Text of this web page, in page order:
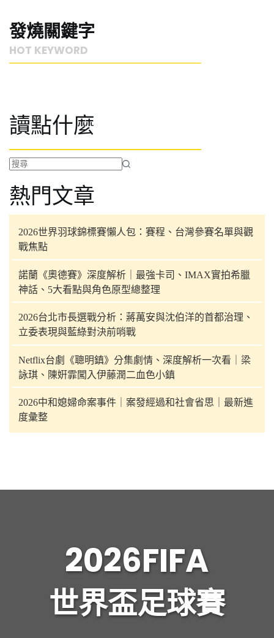
發燒關鍵字
HOT KEYWORD
讀點什麼
不
到
熱門文章
2026世界羽球錦標賽懶人包：賽程、台灣參賽名單與觀
戰焦點
諾蘭《奧德賽》深度解析｜最強卡司、IMAX實拍希臘
神話、5大看點與角色原型總整理
2026台北市長選戰分析：蔣萬安與沈伯洋的首都治理、
立委表現與藍綠對決前哨戰
Netflix台劇《聰明鎮》分集劇情、深度解析一次看｜梁
詠琪、陳姸霏闖入伊藤潤二血色小鎮
2026中和媳婦命案事件｜案發經過和社會省思｜最新進
度彙整
2026FIFA
世界盃足球賽